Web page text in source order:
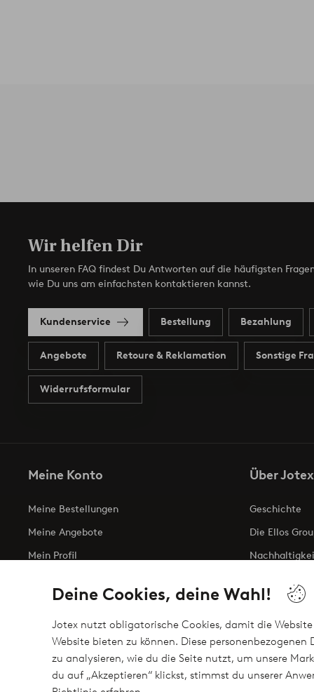
Deine Cookies, deine Wahl!
Jotex nutzt obligatorische Cookies, damit die
Website bieten zu können. Diese
zu analysieren, wie du die Seite nutzt, um unsere
du auf „Akzeptieren“ klickst, stimmst du unserer
Wir helfen Dir
In unseren FAQ findest Du Antworten auf die häufigsten
wie Du uns am einfachsten kontaktieren kannst.
Kundenservice Bestellung Bezahlung
Angebote Retoure & Reklamation Sonstige
Widerrufsformular
Meine Konto
Meine Bestellungen
Meine Angebote
Mein Profil
Über Jotex
Geschichte
Die Ellos
Erklärung zur
Sichere Zahlungen - Jetzt bezahlen oder
Möchtest du mehr über unsere Zahlungsmöglichkeiten